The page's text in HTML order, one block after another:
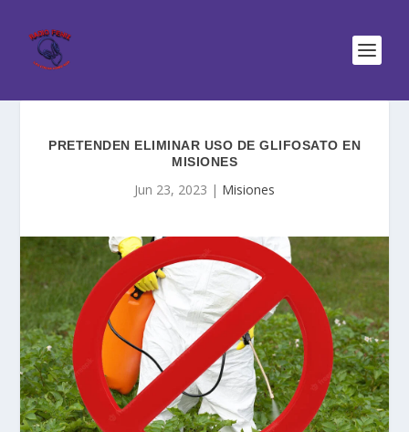
PRETENDEN ELIMINAR USO DE GLIFOSATO EN
MISIONES
Jun 23, 2023 | Misiones